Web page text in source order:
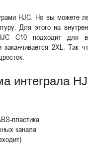
HJC. Но вы можете
Для этого на
C10 подходит для
2XL. Так
интеграла
пластика
канала